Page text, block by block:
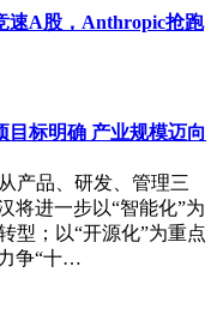
速A股，Anthropic抢跑
目标明确 产业规模迈向
产品、研发、管理三
将进一步以“智能化”为
型；以“开源化”为重点
争“十…